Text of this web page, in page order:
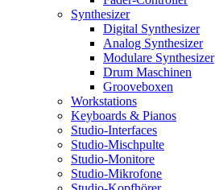
Synthesizer
Digital Synthesizer
Analog Synthesizer
Modulare Synthesizer
Drum Maschinen
Grooveboxen
Workstations
Keyboards & Pianos
Studio-Interfaces
Studio-Mischpulte
Studio-Monitore
Studio-Mikrofone